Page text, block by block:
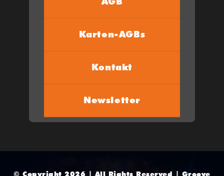
Karten-AGBs
Kontakt
Newsletter
© Copyright 2026 | All Rights Reserved | Groove